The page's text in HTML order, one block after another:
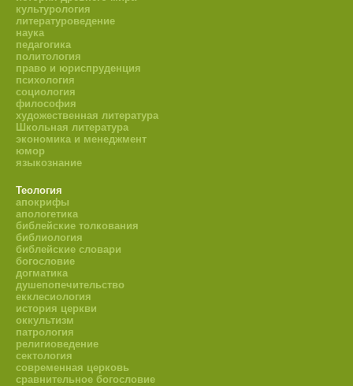
культурология
литературоведение
наука
педагогика
политология
право и юриспруденция
психология
социология
философия
художественная литература
Школьная литература
экономика и менеджмент
юмор
языкознание
Теология
апокрифы
апологетика
библейские толкования
библиология
библейские словари
богословие
догматика
душепопечительство
екклесиология
история церкви
оккультизм
патрология
религиоведение
сектология
современная церковь
сравнительное богословие